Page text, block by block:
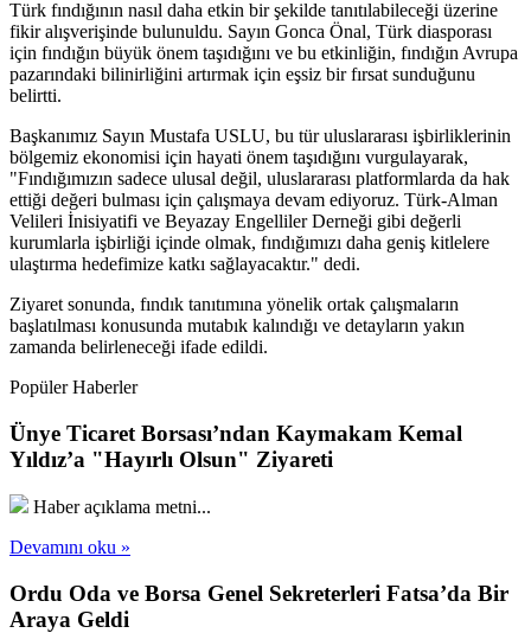
Türk fındığının nasıl daha etkin bir şekilde tanıtılabileceği üzerine
fikir alışverişinde bulunuldu. Sayın Gonca Önal, Türk diasporası
için fındığın büyük önem taşıdığını ve bu etkinliğin, fındığın Avrupa
pazarındaki bilinirliğini artırmak için eşsiz bir fırsat sunduğunu
belirtti.
Başkanımız Sayın Mustafa USLU, bu tür uluslararası işbirliklerinin
bölgemiz ekonomisi için hayati önem taşıdığını vurgulayarak,
"Fındığımızın sadece ulusal değil, uluslararası platformlarda da hak
ettiği değeri bulması için çalışmaya devam ediyoruz. Türk-Alman
Velileri İnisiyatifi ve Beyazay Engelliler Derneği gibi değerli
kurumlarla işbirliği içinde olmak, fındığımızı daha geniş kitlelere
ulaştırma hedefimize katkı sağlayacaktır." dedi.
Ziyaret sonunda, fındık tanıtımına yönelik ortak çalışmaların
başlatılması konusunda mutabık kalındığı ve detayların yakın
zamanda belirleneceği ifade edildi.
Popüler Haberler
Ünye Ticaret Borsası’ndan Kaymakam Kemal
Yıldız’a "Hayırlı Olsun" Ziyareti
Haber açıklama metni...
Devamını oku »
Ordu Oda ve Borsa Genel Sekreterleri Fatsa’da Bir
Araya Geldi